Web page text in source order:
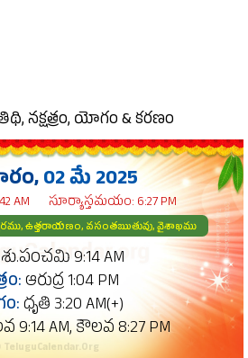
నక్షత్రం, యోగం & కరణం
02 మే 2025
AM సూర్యాస్తమయం: 6:27 PM
ఉత్తరాయణం, వసంతఋతువు, వైశాఖము
శు.పంచమి 9:14 AM
ఆరుద్ర 1:04 PM
ధృతి 3:20 AM(+)
9:14 AM, కౌలవ 8:27 PM
TeluguCalendar.Org